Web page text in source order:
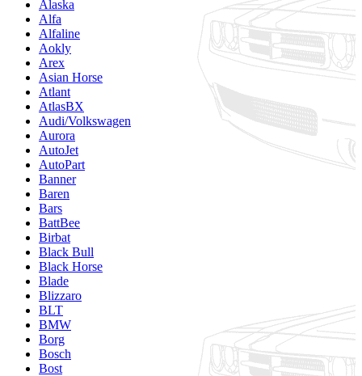
Alaska
Alfa
Alfaline
Aokly
Arex
Asian Horse
Atlant
AtlasBX
Audi/Volkswagen
Aurora
AutoJet
AutoPart
Banner
Baren
Bars
BattBee
Birbat
Black Bull
Black Horse
Blade
Blizzaro
BLT
BMW
Borg
Bosch
Bost